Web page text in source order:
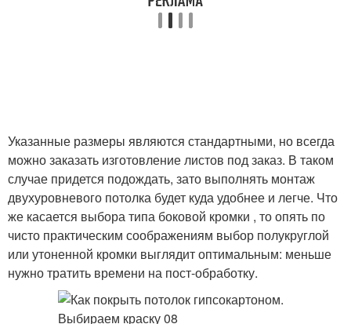
Указанные размеры являются стандартными, но всегда
можно заказать изготовление листов под заказ. В таком
случае придется подождать, зато выполнять монтаж
двухуровневого потолка будет куда удобнее и легче. Что
же касается выбора типа боковой кромки , то опять по
чисто практическим соображениям выбор полукруглой
или утоненной кромки выглядит оптимальным: меньше
нужно тратить времени на пост-обработку.